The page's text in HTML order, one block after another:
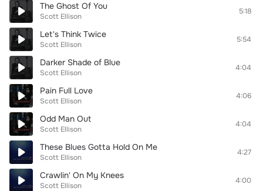
The Ghost Of You
Scott Ellison
5:18
Let's Think Twice
Scott Ellison
5:54
Darker Shade of Blue
Scott Ellison
4:04
Pain Full Love
Scott Ellison
4:06
Odd Man Out
Scott Ellison
4:04
These Blues Gotta Hold On Me
Scott Ellison
4:27
Crawlin' On My Knees
Scott Ellison
4:00